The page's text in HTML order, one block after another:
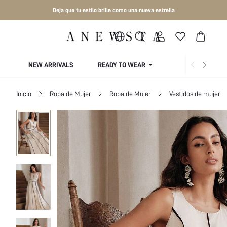
Deja que tu estilo brille como una nueva estrella
NEW ARRIVALS READY TO WEAR COLLECTIONS
Inicio Ropa de Mujer Ropa de Mujer Vestidos de mujer